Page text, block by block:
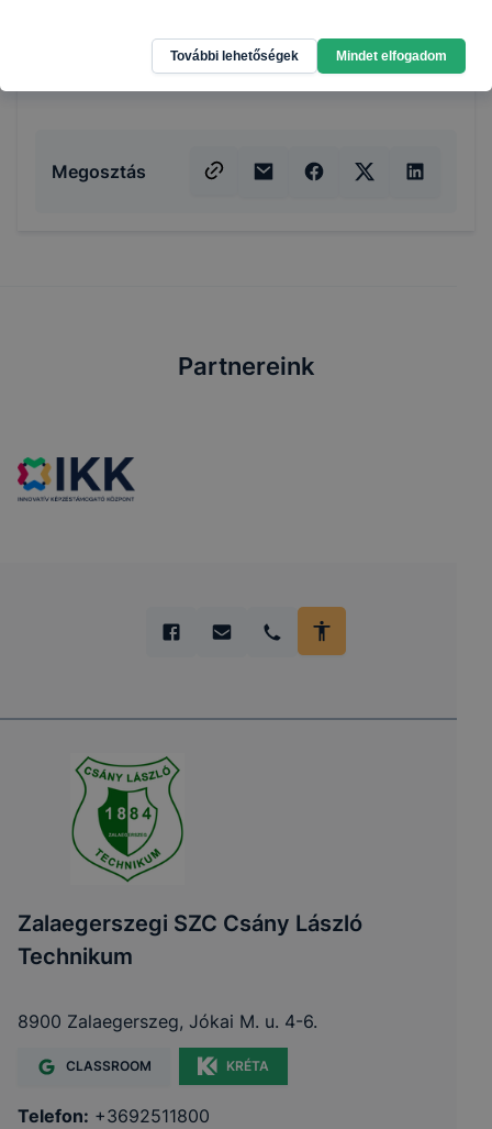
Megosztás
Partnereink
Zalaegerszegi SZC Csány László
Technikum
8900 Zalaegerszeg, Jókai M. u. 4-6.
CLASSROOM KRÉTA
Telefon: +3692511800
További lehetőségek Mindet elfogadom